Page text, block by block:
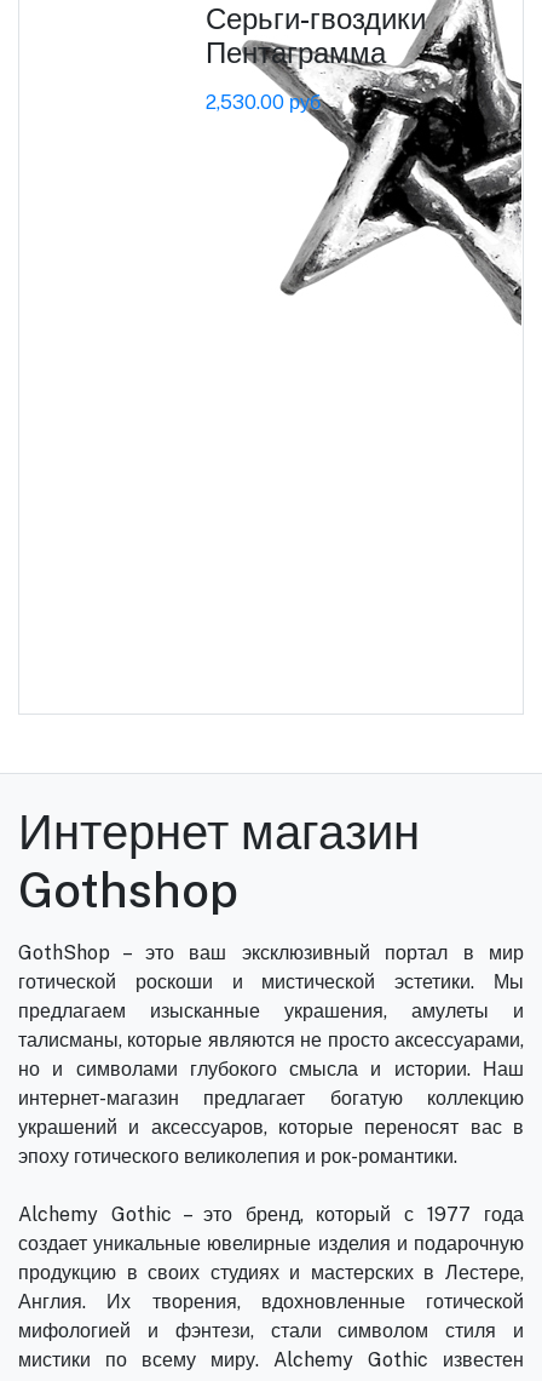
Серьги-гвоздики
Пентаграмма
2,530.00 руб
Интернет магазин
Gothshop
GothShop – это ваш эксклюзивный портал в мир
готической роскоши и мистической эстетики. Мы
предлагаем изысканные украшения, амулеты и
талисманы, которые являются не просто аксессуарами,
но и символами глубокого смысла и истории. Наш
интернет-магазин предлагает богатую коллекцию
украшений и аксессуаров, которые переносят вас в
эпоху готического великолепия и рок-романтики.
Alchemy Gothic – это бренд, который с 1977 года
создает уникальные ювелирные изделия и подарочную
продукцию в своих студиях и мастерских в Лестере,
Англия. Их творения, вдохновленные готической
мифологией и фэнтези, стали символом стиля и
мистики по всему миру. Alchemy Gothic известен